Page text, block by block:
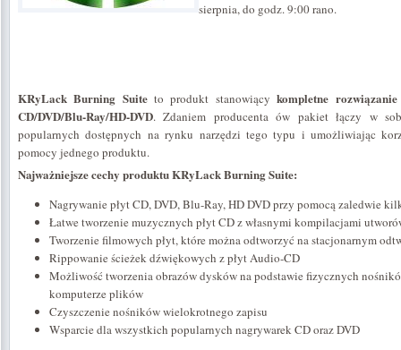
sierpnia, do godz. 9:00 rano.
KRyLack Burning Suiteto produkt stanowiącykompletne
CD/DVD/Blu-Ray/HD-DVD. Zdaniem producenta ów pakiet łączy w
popularnych dostępnych na rynku narzędzi tego typu i umożliwiając
pomocy jednego produktu.
Najważniejsze cechy produktu KRyLack Burning Suite:
Nagrywanie płyt CD, DVD, Blu-Ray, HD DVD przy pomocą zaledwie
Łatwe tworzenie muzycznych płyt CD z własnymi kompilacjami
Tworzenie filmowych płyt, które można odtworzyć na stacjonarnym
Rippowanie ścieżek dźwiękowych z płyt Audio-CD
Możliwość tworzenia obrazów dysków na podstawie fizycznych
komputerze plików
Czyszczenie nośników wielokrotnego zapisu
Wsparcie dla wszystkich popularnych nagrywarek CD oraz DVD